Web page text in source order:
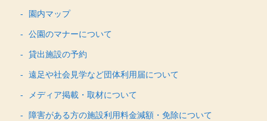
園内マップ
公園のマナーについて
貸出施設の予約
遠足や社会見学など団体利用届について
メディア掲載・取材について
障害がある方の施設利用料金減額・免除について